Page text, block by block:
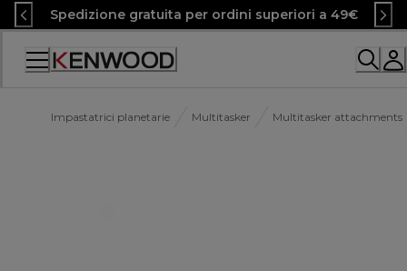
Skip
to
Content
Spedizione gratuita per ordini superiori a 49€
Accessibility
Impastatrici planetarie Multitasker Multitasker attachments